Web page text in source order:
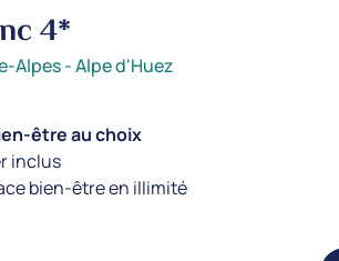
4*
Alpes-Alpe d'Huez
être au choix
inclus
bien-être en illimité